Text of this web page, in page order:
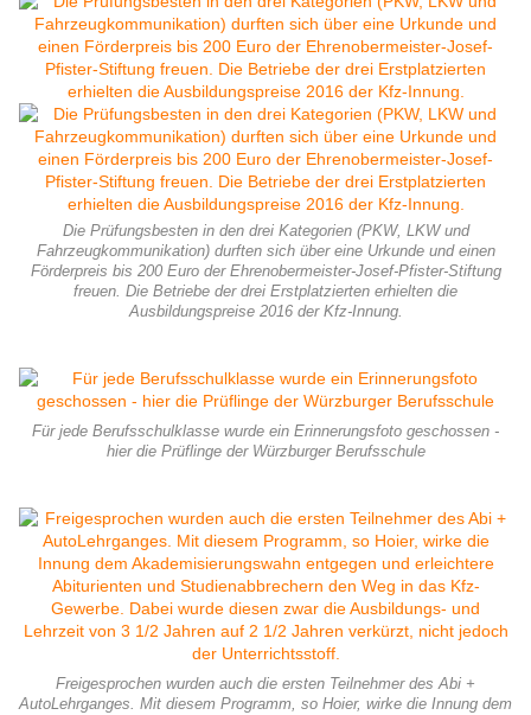
Die Prüfungsbesten in den drei Kategorien (PKW, LKW und
Fahrzeugkommunikation) durften sich über eine Urkunde und einen
Förderpreis bis 200 Euro der Ehrenobermeister-Josef-Pfister-Stiftung
freuen. Die Betriebe der drei Erstplatzierten erhielten die
Ausbildungspreise 2016 der Kfz-Innung.
Für jede Berufsschulklasse wurde ein Erinnerungsfoto geschossen -
hier die Prüflinge der Würzburger Berufsschule
Freigesprochen wurden auch die ersten Teilnehmer des Abi +
AutoLehrganges. Mit diesem Programm, so Hoier, wirke die Innung dem